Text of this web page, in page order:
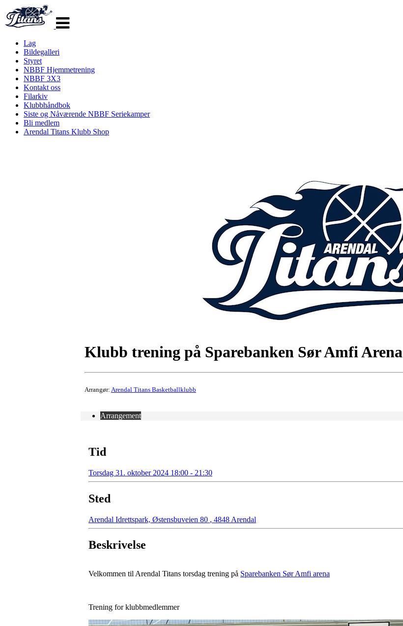
navigasjon
Lag
Bildegalleri
Styret
NBBF Hjemmetrening
NBBF 3X3
Kontakt oss
Filarkiv
Klubbhåndbok
Siste og Nåværende NBBF Seriekamper
Bli medlem
Arendal Titans Klubb Shop
Klubb trening på Sparebanken Sør Amfi Arena
Arrangør: Arendal Titans Basketballklubb
Arrangement
Tid
Torsdag 31. oktober 2024 18:00 - 21:30
Sted
Arendal Idrettspark, Østensbuveien 80 , 4848 Arendal
Beskrivelse
Velkommen til Arendal Titans torsdag trening på Sparebanken Sør Amfi arena
Trening for klubbmedlemmer